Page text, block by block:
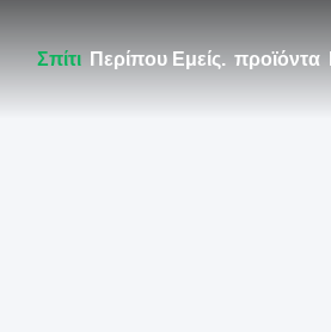
Σπίτι Περίπου Εμείς. προϊόντα